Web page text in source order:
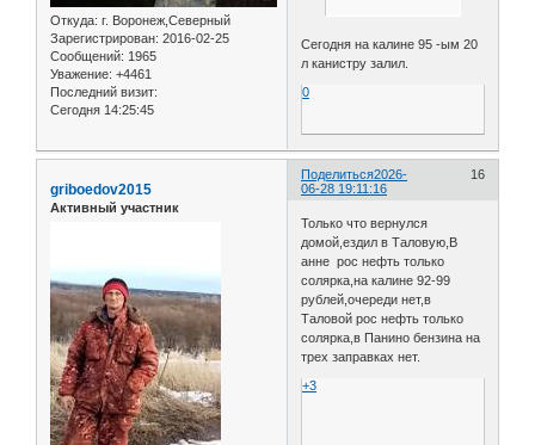
Откуда: г. Воронеж,Северный
Зарегистрирован: 2016-02-25
Сообщений: 1965
Уважение: +4461
Последний визит:
Сегодня 14:25:45
Сегодня на калине 95 -ым 20
л канистру залил.
0
Поделиться 16
2026-
06-28 19:11:16
griboedov2015
Активный участник
Только что вернулся
домой,ездил в Таловую,В
анне рос нефть только
солярка,на калине 92-99
рублей,очереди нет,в
Таловой рос нефть только
солярка,в Панино бензина на
трех заправках нет.
+3